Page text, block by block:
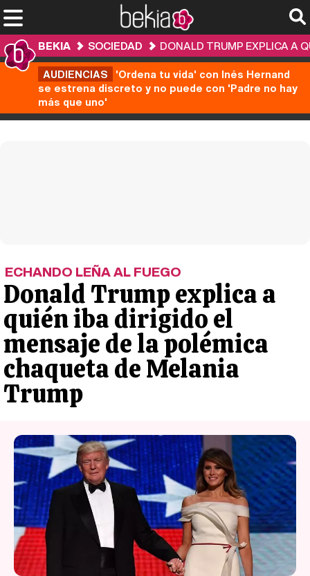
BEKIA SOCIEDAD
DONALD TRUMP EXPLICA A
AUDIENCIAS 'Ordena tu vida' con Inés Hernand
se estrena discreto y no puede con 'Padre no hay
más que uno'
ECHANDO LEÑA AL FUEGO
Donald Trump explica a
quién iba dirigido el
mensaje de la polémica
chaqueta de Melania
Trump